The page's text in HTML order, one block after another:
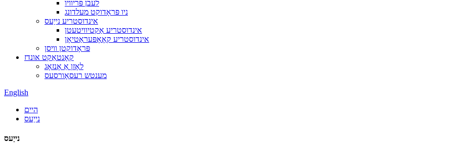
לעבן פּריוויו
ניו פּראָדוקט מעלדונג
אינדוסטריע נייַעס
אינדוסטריע אַקטיוויטעטן
אינדוסטריע קאָאָפּעראַטיאָן
פּראָדוקטן וויסן
קאָנטאַקט אונדז
לאָזן אַ אָנזאָג
מענטש רעסאָורסעס
English
היים
נייַעס
נייַעס